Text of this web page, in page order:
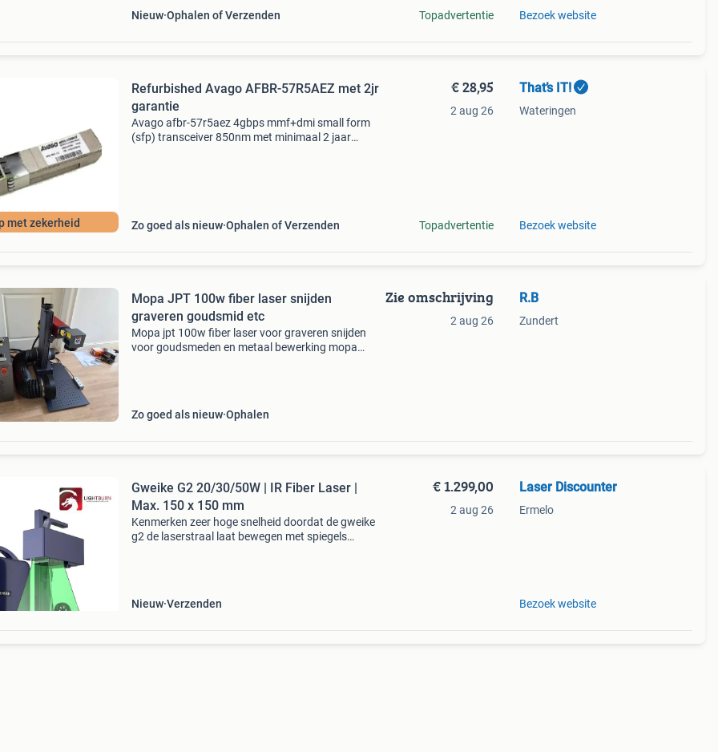
Nieuw Ophalen of Verzenden Topadvertentie Bezoek website
met zekerheid
Refurbished Avago AFBR-57R5AEZ met 2jr
garantie
Avago afbr-57r5aez 4gbps mmf+dmi small form
(sfp) transceiver 850nm met minimaal 2 jaar
Zo goed als nieuw Ophalen of Verzenden
€ 28,95
2 aug 26
Topadvertentie
That’s IT!
Wateringen
Bezoek website
Mopa JPT 100w fiber laser snijden
graveren goudsmid etc
Mopa jpt 100w fiber laser voor graveren snijden
voor goudsmeden en metaal bewerking mopa
Zo goed als nieuw Ophalen
Zie omschrijving
2 aug 26
R.B
Zundert
Gweike G2 20/30/50W | IR Fiber Laser |
Max. 150 x 150 mm
Kenmerken zeer hoge snelheid doordat de gweike
g2 de laserstraal laat bewegen met spiegels
Nieuw Verzenden
€ 1.299,00
2 aug 26
Laser Discounter
Ermelo
Bezoek website